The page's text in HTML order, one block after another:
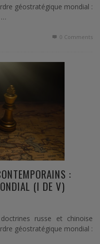
géostratégique mondial :
…
0 Comments
:
(I DE V)
russe et chinoise
géostratégique mondial :